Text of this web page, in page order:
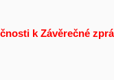
k Závěrečné